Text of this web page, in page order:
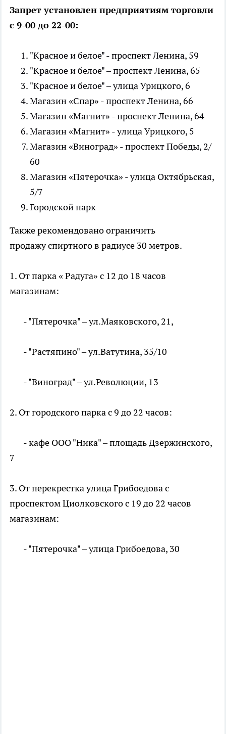
Запрет установлен предприятиям торговли
с 9-00 до 22-00:
"Красное и белое" - проспект Ленина, 59
"Красное и белое" – проспект Ленина, 65
"Красное и белое" – улица Урицкого, 6
Магазин «Спар» - проспект Ленина, 66
Магазин «Магнит» - проспект Ленина, 64
Магазин «Магнит» - улица Урицкого, 5
Магазин «Виноград» - проспект Победы, 2/
60
Магазин «Пятерочка» - улица Октябрьская,
5/7
Городской парк
Также рекомендовано ограничить
продажу спиртного в радиусе 30 метров.
1. От парка « Радуга» с 12 до 18 часов
магазинам:
- "Пятерочка" – ул.Маяковского, 21,
- "Растяпино" – ул.Ватутина, 35/10
- "Виноград" – ул.Революции, 13
2. От городского парка с 9 до 22 часов:
- кафе ООО "Ника" – площадь Дзержинского,
7
3. От перекрестка улица Грибоедова с
проспектом Циолковского с 19 до 22 часов
магазинам:
- "Пятерочка" – улица Грибоедова, 30